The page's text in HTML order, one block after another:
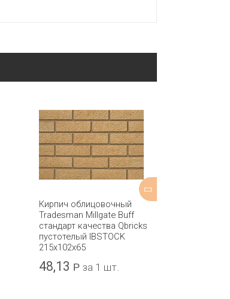
Кирпич облицовочный
Tradesman Millgate Buff
стандарт качества Qbricks
пустотелый IBSTOCK
215x102x65
48,13 Р за 1 шт.